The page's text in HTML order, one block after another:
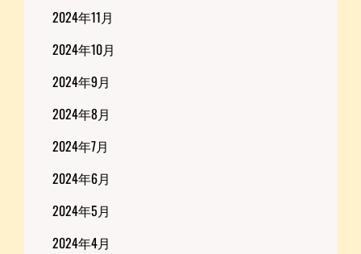
2024年11月
2024年10月
2024年9月
2024年8月
2024年7月
2024年6月
2024年5月
2024年4月